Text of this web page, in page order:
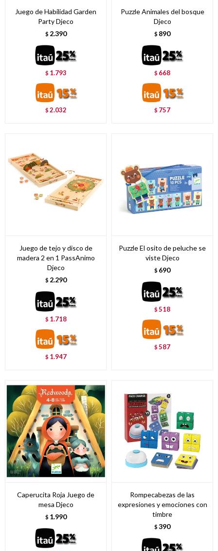
Juego de Habilidad Garden
Party Djeco
$ 2.390
$ 1.793
$2.032
Puzzle Animales del bosque
Djeco
$ 890
$ 668
$ 757
Juego de tejo y disco de
madera 2 en 1 PassAnimo
Djeco
$ 2.290
$ 1.718
$ 1.947
Puzzle El osito de peluche se
viste Djeco
$ 690
$518
$587
Caperucita Roja Juego de
mesa Djeco
$ 1.990
Rompecabezas de las
expresiones y emociones con
timbre
$ 390